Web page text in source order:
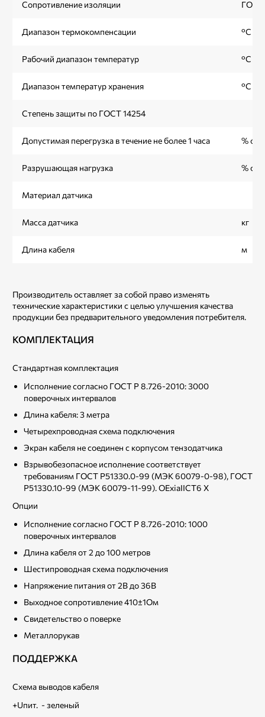
Сопротивление изоляции ГОм
Диапазон термокомпенсации °С
Рабочий диапазон температур °С
Диапазон температур хранения °С
Степень защиты по ГОСТ 14254
Допустимая перегрузка в течение не более 1 часа % от
Разрушающая нагрузка % от
Материал датчика
Масса датчика кг
Длина кабеля м
Производитель оставляет за собой право изменять
технические характеристики с целью улучшения качества
продукции без предварительного уведомления потребителя.
КОМПЛЕКТАЦИЯ
Стандартная комплектация
Исполнение согласно ГОСТ Р 8.726-2010: 3000
поверочных интервалов
Длина кабеля: 3 метра
Четырехпроводная схема подключения
Экран кабеля не соединен с корпусом тензодатчика
Взрывобезопасное исполнение соответствует
требованиям ГОСТ Р51330.0-99 (МЭК 60079-0-98), ГОСТ
Р51330.10-99 (МЭК 60079-11-99). OExiaIICT6 X
Опции
Исполнение согласно ГОСТ Р 8.726-2010: 1000
поверочных интервалов
Длина кабеля от 2 до 100 метров
Шестипроводная схема подключения
Напряжение питания от 2В до 36В
Выходное сопротивление 410±1Ом
Свидетельство о поверке
Металлорукав
ПОДДЕРЖКА
Схема выводов кабеля
+Uпит. - зеленый